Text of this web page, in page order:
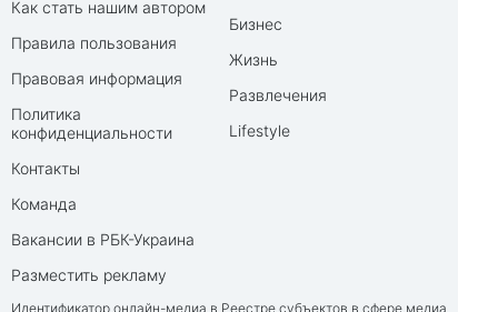
Как стать нашим автором
Правила пользования
Правовая информация
Политика
конфиденциальности
Контакты
Команда
Вакансии в РБК-Украина
Разместить рекламу
Бизнес
Жизнь
Развлечения
Lifestyle
Идентификатор онлайн-медиа в Реестре субъектов в сфере медиа